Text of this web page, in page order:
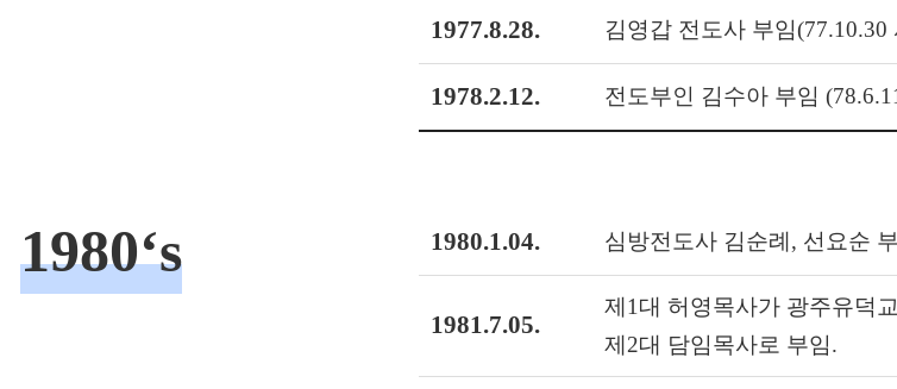
1977.8.28. 김영갑 전도사 부임
1978.2.12. 전도부인 김수아 부임
1980‘s 1980.1.04. 심방전도사 김순례, 선요순
1981.7.05.
제1대 허영목사가 광주유덕
제2대 담임목사로 부임.